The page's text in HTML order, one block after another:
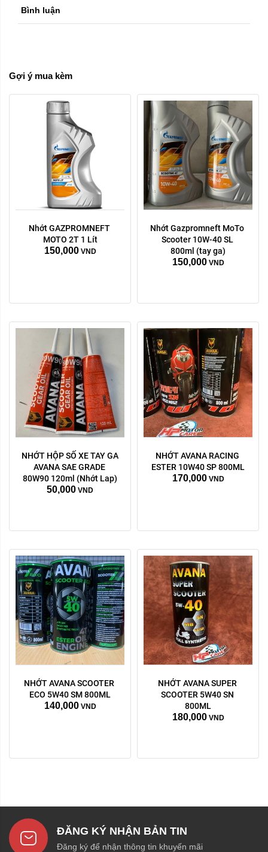
Bình luận
Gợi ý mua kèm
Nhớt GAZPROMNEFT
MOTO 2T 1 Lít
150,000 VND
Nhớt Gazpromneft MoTo
Scooter 10W-40 SL
800ml (tay ga)
150,000 VND
NHỚT HỘP SỐ XE TAY GA
AVANA SAE GRADE
80W90 120ml (Nhớt Lap)
50,000 VND
NHỚT AVANA RACING
ESTER 10W40 SP 800ML
170,000 VND
NHỚT AVANA SCOOTER
ECO 5W40 SM 800ML
140,000 VND
NHỚT AVANA SUPER
SCOOTER 5W40 SN
800ML
180,000 VND
ĐĂNG KÝ NHẬN BẢN TIN
Đăng ký để nhận thông tin khuyến mãi